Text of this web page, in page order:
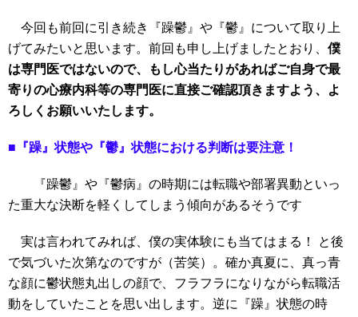
今回も前回に引き続き『躁鬱』や『鬱』について取り上
げてみたいと思います。前回も申し上げましたとおり、 僕
は専門医ではないので、もし心当たりがあればご自身で最
寄りの心療内科等の専門医に直接ご確認頂きますよう、よ
ろしくお願いいたします。
■『躁』状態や『鬱』状態における判断は要注意！
『躁鬱』や『鬱病』の時期には転職や部署異動といっ
た重大な決断を軽くしてしまう傾向があるそうです
実は言われてみれば、僕の実体験にも当てはまる！ と後
で気づいた次第なのですが（苦笑）。確か真夏に、真っ青
な顔に鬱状態丸出しの顔で、フラフラになりながら転職活
動をしていたことを思い出します。逆に『躁』状態の時